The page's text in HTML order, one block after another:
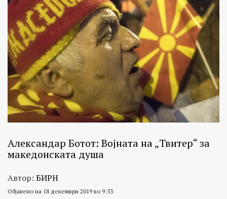
Александар Ботот: Војната на „Твитер“ за
македонската душа
Автор: БИРН
Објавено на 18 декември 2019 во 9:53